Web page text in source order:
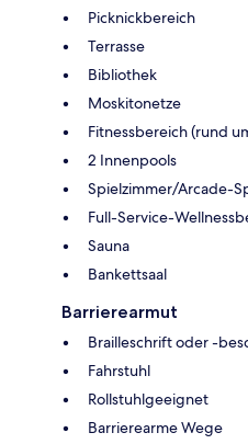
Picknickbereich
Terrasse
Bibliothek
Moskitonetze
Fitnessbereich (rund
2 Innenpools
Spielzimmer/Arcade-
Full-Service-
Sauna
Bankettsaal
Barrierearmut
Brailleschrift oder -
Fahrstuhl
Rollstuhlgeeignet
Barrierearme Wege